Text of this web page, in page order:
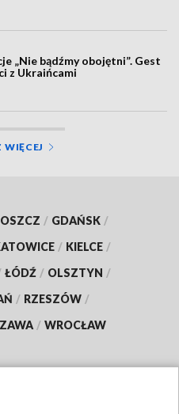
„Nie bądźmy obojętni”. Gest
z Ukraińcami
/ GDAŃSK /
/ KIELCE /
ŁÓDŹ / OLSZTYN /
/ RZESZÓW /
/ WROCŁAW